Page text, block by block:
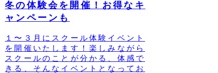
冬の体験会を開催！お得なキ
ャンペーンも
１〜３月にスクール体験イベント
を開催いたします！楽しみながら
スクールのことが分かる、体感で
きる、そんなイベントとなってお